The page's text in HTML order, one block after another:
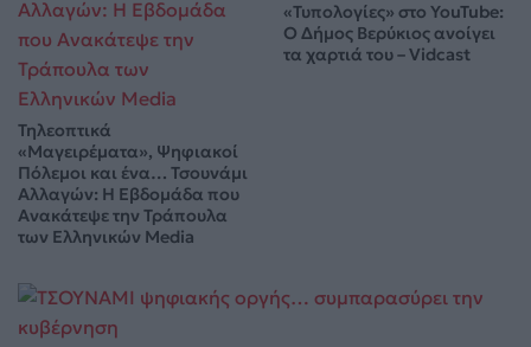
Τηλεοπτικά
«Μαγειρέματα», Ψηφιακοί
Πόλεμοι και ένα… Τσουνάμι
Αλλαγών: Η Εβδομάδα που
Ανακάτεψε την Τράπουλα
των Ελληνικών Media
«Τυπολογίες» στο YouTube:
Ο Δήμος Βερύκιος ανοίγει
τα χαρτιά του – Vidcast